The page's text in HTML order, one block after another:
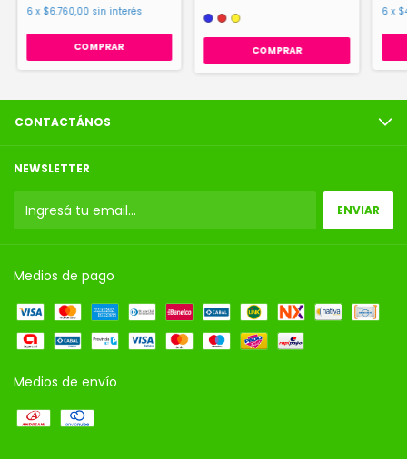
6 x $6.760,00 sin interés
COMPRAR
6 x
CONTACTÁNOS
NEWSLETTER
Medios de pago
Medios de envío